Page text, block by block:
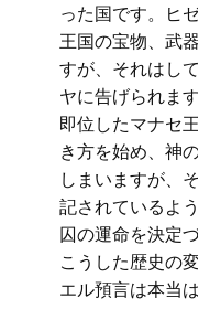
った国です。ヒ
王国の宝物、武
すが、それはし
ヤに告げられま
即位したマナセ
き方を始め、神
しまいますが、
記されているよ
囚の運命を決定
こうした歴史の
エル預言は本当